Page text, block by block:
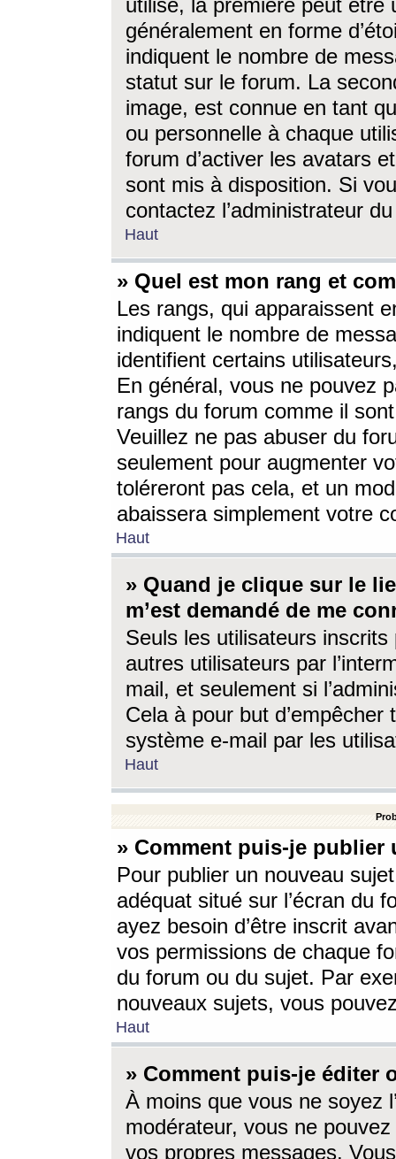
utilisé, la première peut être
généralement en forme
indiquent le nombre de
statut sur le forum. La
image, est connue en tant
ou personnelle à chaque
forum d’activer les avatars
sont mis à disposition. Si
contactez l’administrateur
Haut
» Quel est mon rang et
Les rangs, qui apparaissent
indiquent le nombre de
identifient certains
En général, vous ne pouvez
rangs du forum comme il
Veuillez ne pas abuser du
seulement pour augmenter
toléreront pas cela, et un
abaissera simplement votre
Haut
» Quand je clique sur le
m’est demandé de me
Seuls les utilisateurs
autres utilisateurs par
mail, et seulement si
Cela à pour but
système e-mail par les
Haut
» Comment puis-je
Pour publier un nouveau
adéquat situé sur l’écran du
ayez besoin d’être inscrit
vos permissions de chaque
du forum ou du sujet. Par
nouveaux sujets, vous
Haut
» Comment puis-je éditer
À moins que vous ne soyez
modérateur, vous ne
vos propres messages.